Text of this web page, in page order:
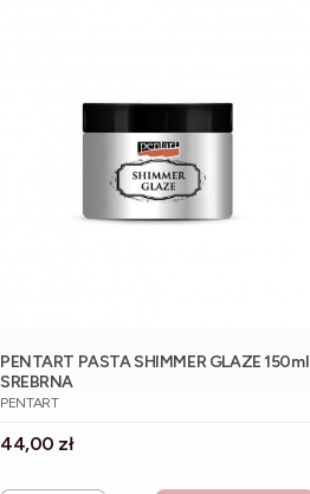
PENTART PASTA SHIMMER GLAZE 150ml
SREBRNA
PRODUCENT
PENTART
Cena
44,00 zł